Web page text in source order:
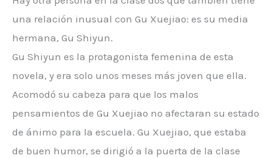
una relación inusual con Gu Xuejiao: es su media
hermana, Gu Shiyun.
Gu Shiyun es la protagonista femenina de esta
novela, y era solo unos meses más joven que ella.
Acomodó su cabeza para que los malos
pensamientos de Gu Xuejiao no afectaran su estado
de ánimo para la escuela. Gu Xuejiao, que estaba
de buen humor, se dirigió a la puerta de la clase